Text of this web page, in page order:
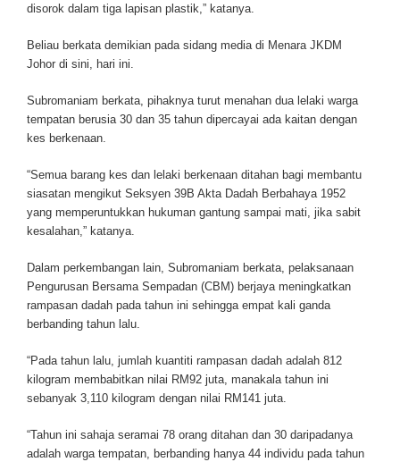
disorok dalam tiga lapisan plastik,” katanya.
Beliau berkata demikian pada sidang media di Menara JKDM
Johor di sini, hari ini.
Subromaniam berkata, pihaknya turut menahan dua lelaki warga
tempatan berusia 30 dan 35 tahun dipercayai ada kaitan dengan
kes berkenaan.
“Semua barang kes dan lelaki berkenaan ditahan bagi membantu
siasatan mengikut Seksyen 39B Akta Dadah Berbahaya 1952
yang memperuntukkan hukuman gantung sampai mati, jika sabit
kesalahan,” katanya.
Dalam perkembangan lain, Subromaniam berkata, pelaksanaan
Pengurusan Bersama Sempadan (CBM) berjaya meningkatkan
rampasan dadah pada tahun ini sehingga empat kali ganda
berbanding tahun lalu.
“Pada tahun lalu, jumlah kuantiti rampasan dadah adalah 812
kilogram membabitkan nilai RM92 juta, manakala tahun ini
sebanyak 3,110 kilogram dengan nilai RM141 juta.
“Tahun ini sahaja seramai 78 orang ditahan dan 30 daripadanya
adalah warga tempatan, berbanding hanya 44 individu pada tahun